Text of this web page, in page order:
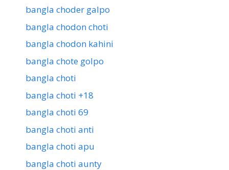
bangla choder galpo
bangla chodon choti
bangla chodon kahini
bangla chote golpo
bangla choti
bangla choti +18
bangla choti 69
bangla choti anti
bangla choti apu
bangla choti aunty